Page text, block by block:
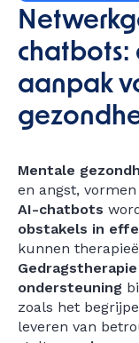
chatbots:
aanpak
Mentale
en angst,
AI-chatbots
obstakels in
kunnen
Gedragstherapie
ondersteuning
zoals het
leveren van